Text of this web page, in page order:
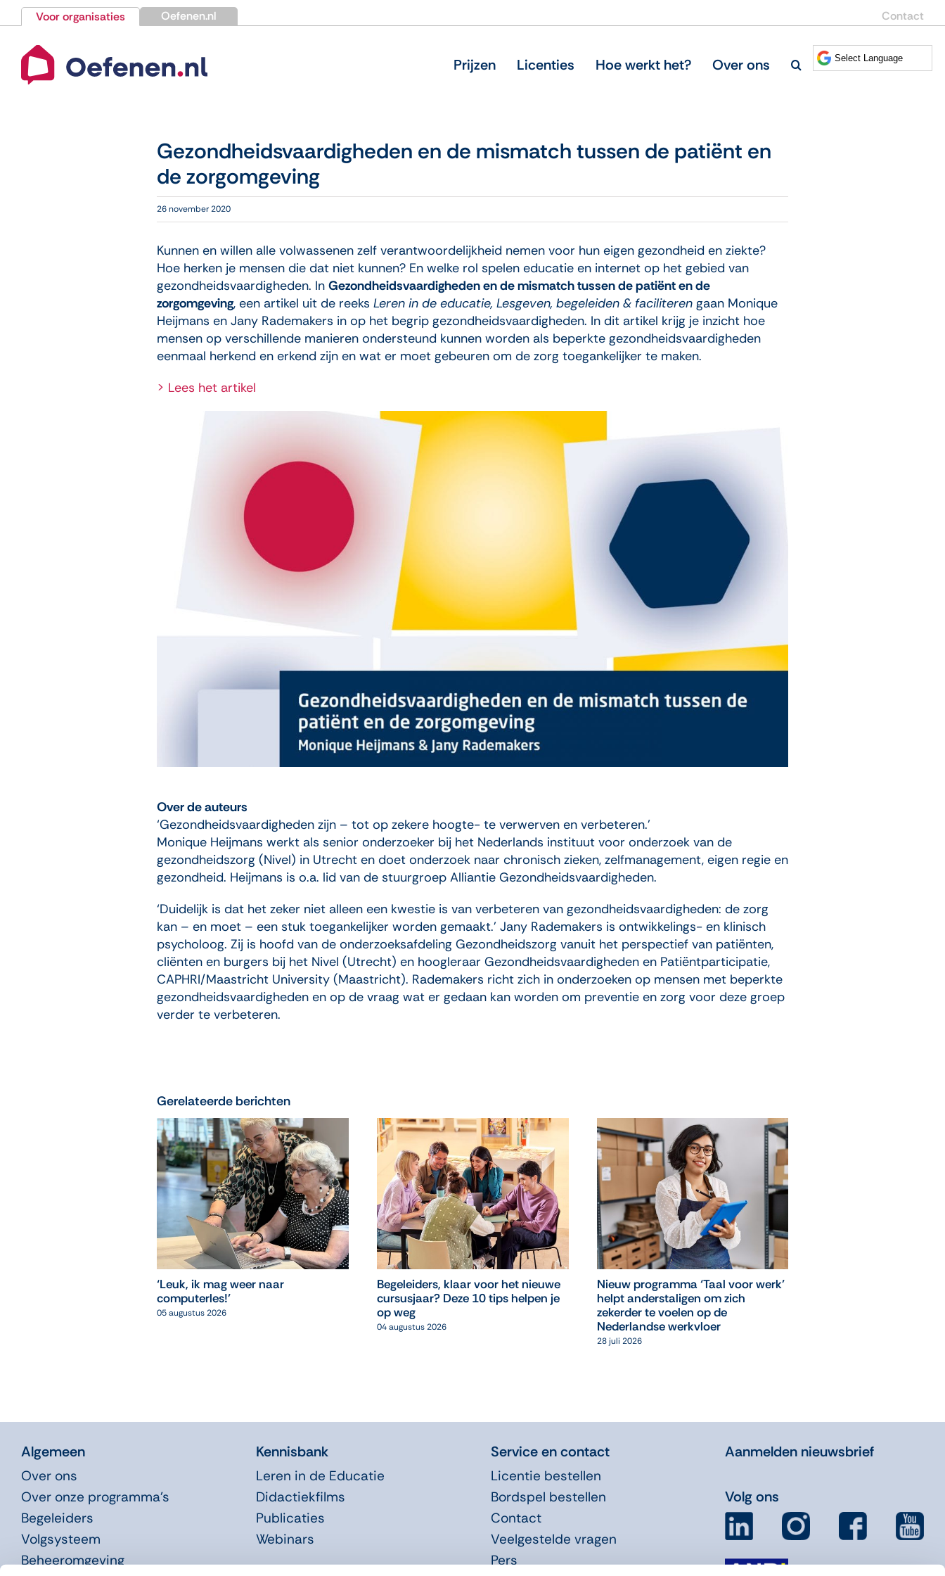
naar
inhoud
Voor organisaties Oefenen.nl Contact
Prijzen Licenties Hoe werkt het? Over ons
Gezondheidsvaardigheden en de mismatch tussen de patiënt en
de zorgomgeving
26 november 2020
Kunnen en willen alle volwassenen zelf verantwoordelijkheid nemen voor hun eigen gezondheid en ziekte?
Hoe herken je mensen die dat niet kunnen? En welke rol spelen educatie en internet op het gebied van
gezondheidsvaardigheden. In Gezondheidsvaardigheden en de mismatch tussen de patiënt en de
zorgomgeving, een artikel uit de reeks Leren in de educatie, Lesgeven, begeleiden & faciliterengaan Monique
Heijmans en Jany Rademakers in op het begrip gezondheidsvaardigheden. In dit artikel krijg je inzicht hoe
mensen op verschillende manieren ondersteund kunnen worden als beperkte gezondheidsvaardigheden
eenmaal herkend en erkend zijn en wat er moet gebeuren om de zorg toegankelijker te maken.
> Lees het artikel
Over de auteurs
‘Gezondheidsvaardigheden zijn – tot op zekere hoogte- te verwerven en verbeteren.’
Monique Heijmans werkt als senior onderzoeker bij het Nederlands instituut voor onderzoek van de
gezondheidszorg (Nivel) in Utrecht en doet onderzoek naar chronisch zieken, zelfmanagement, eigen regie en
gezondheid. Heijmans is o.a. lid van de stuurgroep Alliantie Gezondheidsvaardigheden.
‘Duidelijk is dat het zeker niet alleen een kwestie is van verbeteren van gezondheidsvaardigheden: de zorg
kan – en moet – een stuk toegankelijker worden gemaakt.’ Jany Rademakers is ontwikkelings- en klinisch
psycholoog. Zij is hoofd van de onderzoeksafdeling Gezondheidszorg vanuit het perspectief van patiënten,
cliënten en burgers bij het Nivel (Utrecht) en hoogleraar Gezondheidsvaardigheden en Patiëntparticipatie,
CAPHRI/Maastricht University (Maastricht). Rademakers richt zich in onderzoeken op mensen met beperkte
gezondheidsvaardigheden en op de vraag wat er gedaan kan worden om preventie en zorg voor deze groep
verder te verbeteren.
Gerelateerde berichten
‘Leuk, ik mag weer naar
computerles!’
05 augustus 2026
Begeleiders, klaar voor het nieuwe
cursusjaar? Deze 10 tips helpen je
op weg
04 augustus 2026
Nieuw programma ‘Taal voor werk’
helpt anderstaligen om zich
zekerder te voelen op de
Nederlandse werkvloer
28 juli 2026
Algemeen
Over ons
Over onze programma’s
Begeleiders
Volgsysteem
Beheeromgeving
Kennisbank
Leren in de Educatie
Didactiekfilms
Publicaties
Webinars
Service en contact
Licentie bestellen
Bordspel bestellen
Contact
Veelgestelde vragen
Pers
Aanmelden nieuwsbrief
Volg ons